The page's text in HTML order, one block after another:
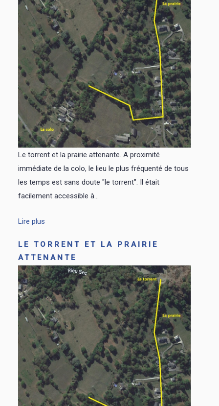
Le torrent et la prairie attenante. A proximité
immédiate de la colo, le lieu le plus fréquenté de tous
les temps est sans doute "le torrent". Il était
facilement accessible à...
Lire plus
LE TORRENT ET LA PRAIRIE
ATTENANTE